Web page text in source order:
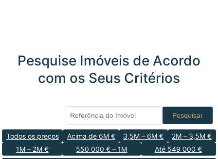
Pesquise Imóveis de Acordo
com os Seus Critérios
Pesquisar
Todos os preços Acima de 6M € 3,5M – 6M €
2M – 3,5M €
1M – 2M €
550 000 € – 1M
Até 549 000 €